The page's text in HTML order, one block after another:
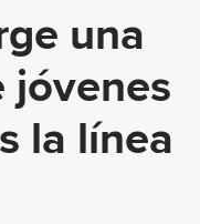
una
jóvenes
la línea